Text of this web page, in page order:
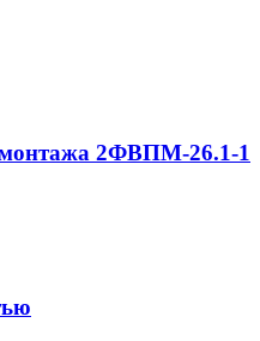
монтажа 2ФВПМ-26.1-1